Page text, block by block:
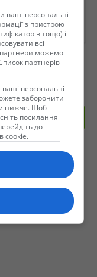
ваші персональні
з пристрою
тощо) і
всі
партнери можемо
партнерів
персональні
заборонити
нижче. Щоб
посилання
до
cookie.